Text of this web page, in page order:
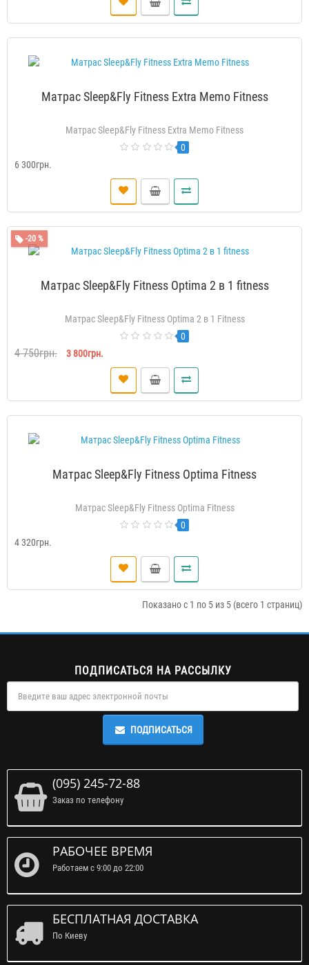
Матрас Sleep&Fly Fitness Extra Memo Fitness
Матрас Sleep&Fly Fitness Extra Memo Fitness
0
6 300грн.
-20 %
Матрас Sleep&Fly Fitness Optima 2 в 1 fitness
Матрас Sleep&Fly Fitness Optima 2 в 1 Fitness
0
4 750грн. 3 800грн.
Матрас Sleep&Fly Fitness Optima Fitness
Матрас Sleep&Fly Fitness Optima Fitness
0
4 320грн.
Показано с 1 по 5 из 5 (всего 1 страниц)
ПОДПИСАТЬСЯ НА РАССЫЛКУ
ПОДПИСАТЬСЯ
(095) 245-72-88
Заказ по телефону
РАБОЧЕЕ ВРЕМЯ
Работаем с 9:00 до 22:00
БЕСПЛАТНАЯ ДОСТАВКА
По Киеву